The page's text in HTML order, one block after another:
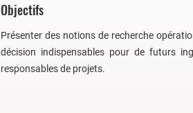
Objectifs
Présenter des notions de recherche
décision indispensables pour de futurs
responsables de projets.